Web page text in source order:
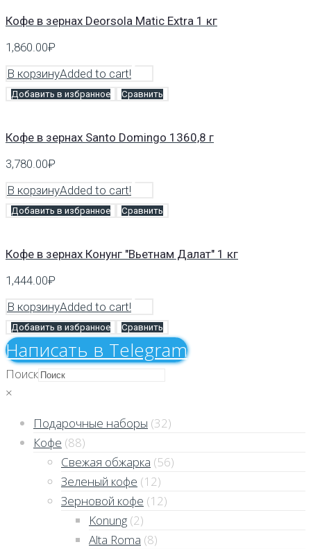
Кофе в зернах Deorsola Matic Extra 1 кг
1,860.00₽
В корзинуAdded to cart!
Добавить в избранное Сравнить
Кофе в зернах Santo Domingo 1360,8 г
3,780.00₽
В корзинуAdded to cart!
Добавить в избранное Сравнить
Кофе в зернах Конунг "Вьетнам Далат" 1 кг
1,444.00₽
В корзинуAdded to cart!
Добавить в избранное Сравнить
Напиcать в Telegram
Поиск
×
Подарочные наборы (32)
Кофе (88)
Свежая обжарка (56)
Зеленый кофе (12)
Зерновой кофе (12)
Konung (2)
Alta Roma (8)